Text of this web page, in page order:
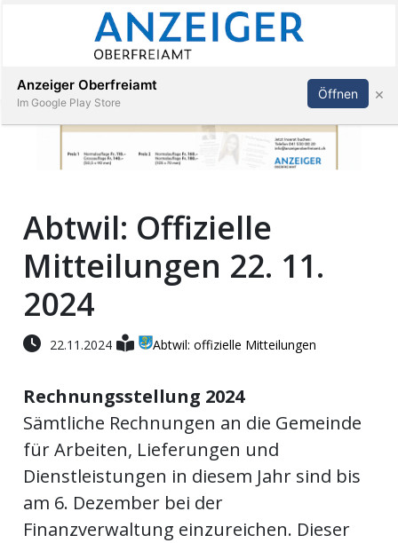
Veranstaltungen
Stellen
Paper
App
Auw
Abonnieren Anmelden
Abtwil: Offizielle
Mitteilungen 22. 11.
2024
22.11.2024 Abtwil: offizielle Mitteilungen
Rechnungsstellung 2024
Sämtliche Rechnungen an die Gemeinde
für Arbeiten, Lieferungen und
Dienstleistungen in diesem Jahr sind bis
am 6. Dezember bei der
Finanzverwaltung einzureichen. Dieser
Anzeiger Oberfreiamt
Im Google Play Store
Öffnen ×